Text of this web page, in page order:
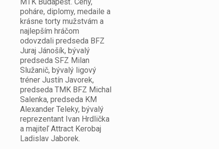
poháre, diplomy, medaile a
krásne torty mužstvám a
najlepším hráčom
odovzdali predseda BFZ
Juraj Jánošík, bývalý
predseda SFZ Milan
Služanič, bývalý ligový
tréner Justín Javorek,
predseda TMK BFZ Michal
Salenka, predseda KM
Alexander Teleky, bývalý
reprezentant Ivan Hrdlička
a majiteľ Attract Kerobaj
Ladislav Jaborek.